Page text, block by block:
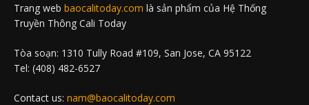
Trang web baocalitoday.com là sản phẩm của Hệ Thống
Truyền Thông Cali Today
Tòa soạn: 1310 Tully Road #109, San Jose, CA 95122
Tel: (408) 482-6527
Contact us: nam@baocalitoday.com